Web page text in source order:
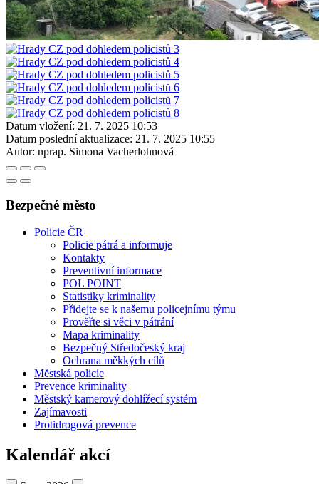
Datum vložení: 21. 7. 2025 10:53
Datum poslední aktualizace: 21. 7. 2025 10:55
Autor: nprap. Simona Vacherlohnová
Bezpečné město
Policie ČR
Policie pátrá a informuje
Kontakty
Preventivní informace
POL POINT
Statistiky kriminality
Přidejte se k našemu policejnímu týmu
Prověřte si věci v pátrání
Mapa kriminality
Bezpečný Středočeský kraj
Ochrana měkkých cílů
Městská policie
Prevence kriminality
Městský kamerový dohlížecí systém
Zajímavosti
Protidrogová prevence
Kalendář akcí